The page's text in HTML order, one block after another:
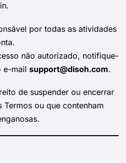
por todas as atividades
não autorizado, notifique-
e-mail support@disoh.com.
de suspender ou encerrar
ou que contenham